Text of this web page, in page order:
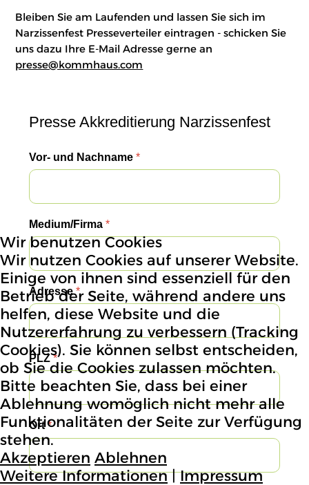
Bleiben Sie am Laufenden und lassen Sie sich im
Narzissenfest Presseverteiler eintragen - schicken Sie
uns dazu Ihre E-Mail Adresse gerne an
presse@kommhaus.com
Presse Akkreditierung Narzissenfest
Vor- und Nachname*
Medium/Firma*
Adresse*
PLZ*
Ort*
Wir benutzen Cookies
Wir nutzen Cookies auf unserer Website.
Einige von ihnen sind essenziell für den
Betrieb der Seite, während andere uns
helfen, diese Website und die
Nutzererfahrung zu verbessern (Tracking
Cookies). Sie können selbst entscheiden,
ob Sie die Cookies zulassen möchten.
Bitte beachten Sie, dass bei einer
Ablehnung womöglich nicht mehr alle
Funktionalitäten der Seite zur Verfügung
stehen.
Akzeptieren Ablehnen
Weitere Informationen|Impressum